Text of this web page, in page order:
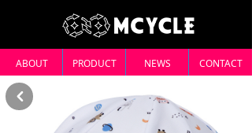
ABOUT PRODUCT NEWS CONTACT
낒